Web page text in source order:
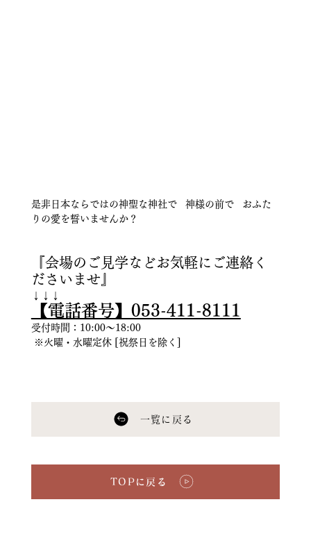
是非日本ならではの神聖な神社で   神様の前で   おふた
りの愛を誓いませんか？
『会場のご見学などお気軽にご連絡く
ださいませ』
【電話番号】053-411-8111
受付時間：10:00〜18:00
※火曜・水曜定休 [祝祭日を除く]
一覧に戻る
TOPに戻る